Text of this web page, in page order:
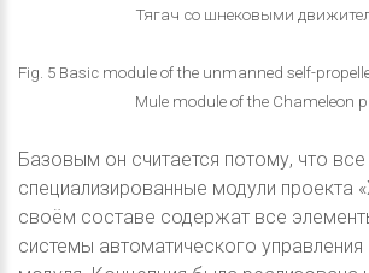
Тягач со шнековыми
Fig. 5 Basic module of the unmanned self-
Mule module of the Chameleon
Базовым он считается потому, что
специализированные модули проекта
своём составе содержат все
системы автоматического